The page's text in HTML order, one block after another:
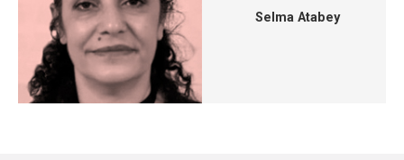
Selma Atabey